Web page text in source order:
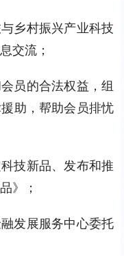
乡村振兴产业科技
交流；
员的合法权益，组
助，帮助会员排忧
技新品、发布和推
》；
发展服务中心委托